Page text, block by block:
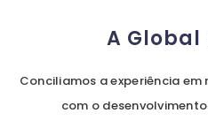
A
Conciliamos a experiência
com o